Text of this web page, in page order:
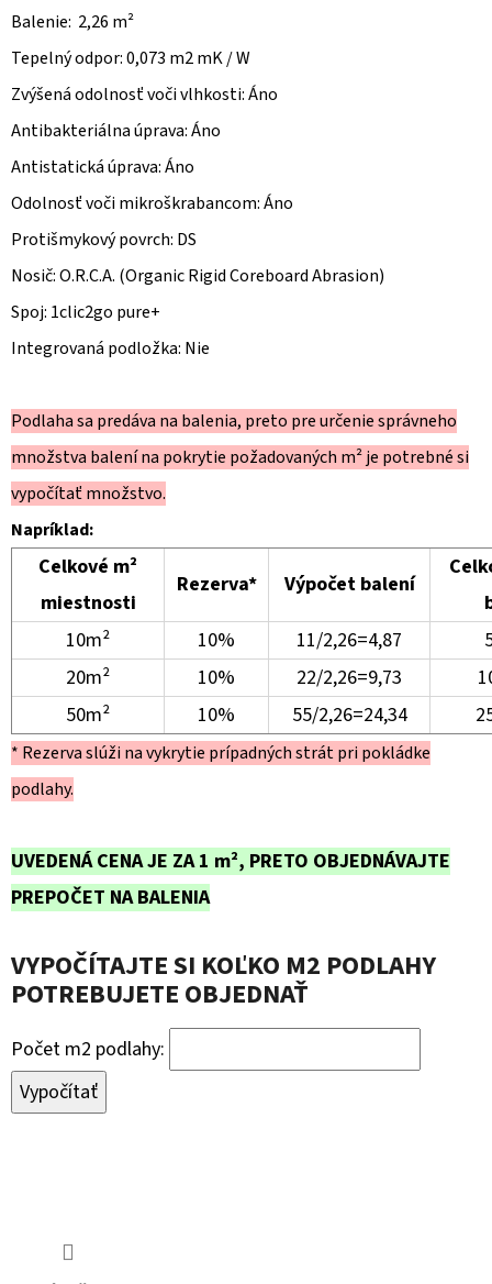
Balenie: 2,26 m²
Tepelný odpor: 0,073 m2 mK / W
Zvýšená odolnosť voči vlhkosti: Áno
Antibakteriálna úprava: Áno
Antistatická úprava: Áno
Odolnosť voči mikroškrabancom: Áno
Protišmykový povrch: DS
Nosič: O.R.C.A. (Organic Rigid Coreboard Abrasion)
Spoj: 1clic2go pure+
Integrovaná podložka: Nie
Podlaha sa predáva na balenia, preto pre určenie správneho
množstva balení na pokrytie požadovaných m² je potrebné si
vypočítať množstvo.
Napríklad:
Celkové m²
miestnosti
Rezerva* Výpočet balení
10m²
10% 11/2,26=4,87
20m²
10% 22/2,26=9,73
50m²
10% 55/2,26=24,34
* Rezerva slúži na vykrytie prípadných strát pri pokládke
podlahy.
UVEDENÁ CENA JE ZA 1 m², PRETO OBJEDNÁVAJTE
PREPOČET NA BALENIA
VYPOČÍTAJTE SI KOĽKO M2 PODLAHY
POTREBUJETE OBJEDNAŤ
Počet m2 podlahy:
Vypočítať